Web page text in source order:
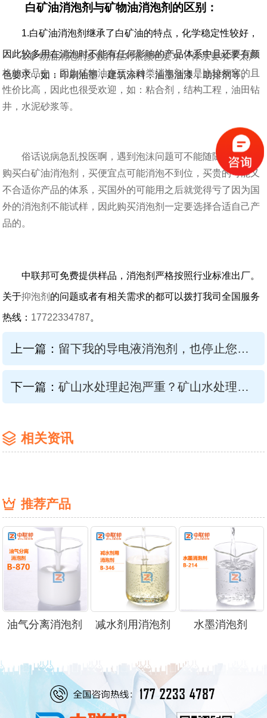
白矿油消泡剂与矿物油消泡剂的区别：
1.白矿油消泡剂继承了白矿油的特点，化学稳定性较好，
因此较多用在消泡时不能有任何影响的产品体系中且还要有颜
色要求，如：印刷油墨，建筑涂料，油墨油漆，助排剂等。
2.矿物油消泡剂多数用在对很颜色要求，体系要求不太严
格的产品中，因为矿物油在三大种类消泡剂中是比较便宜的且
性价比高，因此也很受欢迎，如：粘合剂，结构工程，油田钻
井，水泥砂浆等。
俗话说病急乱投医啊，遇到泡沫问题可不能随随便便的去
购买白矿油消泡剂
，买便宜点可能消泡不到位，买贵的可能又
不合适你产品的体系，买国外的可能用之后就觉得亏了因为国
外的消泡剂不能试样，因此购买消泡剂一定要选择合适自己产
品的。
中联邦可免费提供样品，消泡剂严格按照行业标准出厂。
关于抑泡剂 的问题或者有相关需求的都可以拨打我司全国服务
热线： 17722334787。
上一篇： 留下我的导电液消泡剂，也停止您的导电液泡沫
下一篇： 矿山水处理起泡严重？矿山水处理消泡剂一招见效！
相关资讯
推荐产品
油气分离消泡剂 减水剂用消泡剂 水墨消泡剂